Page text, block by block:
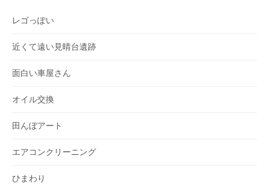
レゴっぽい
近くて遠い見晴台遺跡
面白い車屋さん
オイル交換
田んぼアート
エアコンクリーニング
ひまわり